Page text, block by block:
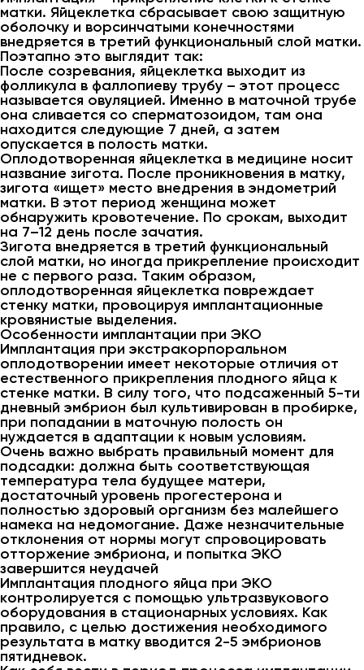
матки. Яйцеклетка сбрасывает свою защитную
оболочку и ворсинчатыми конечностями
внедряется в третий функциональный слой матки.
Поэтапно это выглядит так:
После созревания, яйцеклетка выходит из
фолликула в фаллопиеву трубу – этот процесс
называется овуляцией. Именно в маточной трубе
она сливается со сперматозоидом, там она
находится следующие 7 дней, а затем
опускается в полость матки.
Оплодотворенная яйцеклетка в медицине носит
название зигота. После проникновения в матку,
зигота «ищет» место внедрения в эндометрий
матки. В этот период женщина может
обнаружить кровотечение. По срокам, выходит
на 7–12 день после зачатия.
Зигота внедряется в третий функциональный
слой матки, но иногда прикрепление происходит
не с первого раза. Таким образом,
оплодотворенная яйцеклетка повреждает
стенку матки, провоцируя имплантационные
кровянистые выделения.
Особенности имплантации при ЭКО
Имплантация при экстракорпоральном
оплодотворении имеет некоторые отличия от
естественного прикрепления плодного яйца к
стенке матки. В силу того, что подсаженный 5-ти
дневный эмбрион был культивирован в пробирке,
при попадании в маточную полость он
нуждается в адаптации к новым условиям.
Очень важно выбрать правильный момент для
подсадки: должна быть соответствующая
температура тела будущее матери,
достаточный уровень прогестерона и
полностью здоровый организм без малейшего
намека на недомогание. Даже незначительные
отклонения от нормы могут спровоцировать
отторжение эмбриона, и попытка ЭКО
завершится неудачей
Имплантация плодного яйца при ЭКО
контролируется с помощью ультразвукового
оборудования в стационарных условиях. Как
правило, с целью достижения необходимого
результата в матку вводится 2-5 эмбрионов
пятидневок.